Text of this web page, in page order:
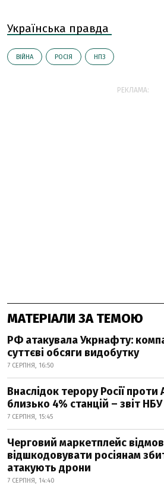
Українська правда
ВІЙНА РОСІЯ НПЗ
РЕКЛАМА:
МАТЕРІАЛИ ЗА ТЕМОЮ
РФ атакувала Укрнафту:
суттєві обсяги видобутку
7 СЕРПНЯ, 16:50
Внаслідок терору Росії
близько 4% станцій – звіт НБУ
7 СЕРПНЯ, 15:45
Черговий маркетплейс
відшкодовувати росіянам
атакують дрони
7 СЕРПНЯ, 14:40